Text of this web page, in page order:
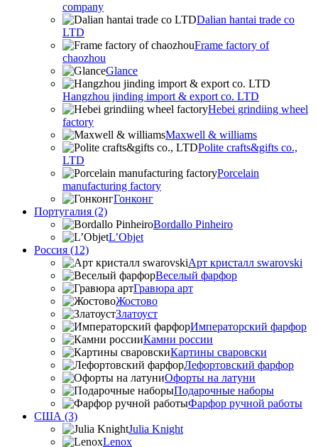
company
Dalian hantai trade co
LTD
Frame factory of
chaozhou
Glance
Hangzhou jinding import & export co. LTD
Hebei grindiing wheel
factory
Maxwell & williams
Polite crafts&gifts co.,
LTD
Porcelain
manufacturing factory
Гонконг
Португалия (2)
Bordallo Pinheiro
L’Objet
Россия (12)
Арт кристалл swarovski
Веселый фарфор
Гравюра арт
Жостово
Златоуст
Императорский фарфор
Камни россии
Картины сваровски
Лефортовский фарфор
Офорты на латуни
Подарочные наборы
Фарфор ручной работы
США (3)
Julia Knight
Lenox